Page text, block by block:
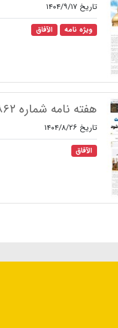
تاریخ ۱۴۰۴/۹/۱۷
ویژه نامه الآفاق
هفته نامه شماره ۸۶۲
تاریخ ۱۴۰۴/۸/۲۶
الآفاق